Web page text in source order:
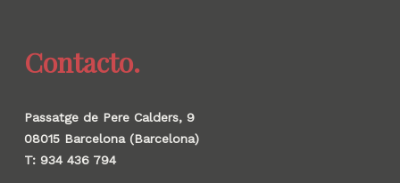
Contacto.
Passatge de Pere Calders, 9
08015 Barcelona (Barcelona)
T: 934 436 794